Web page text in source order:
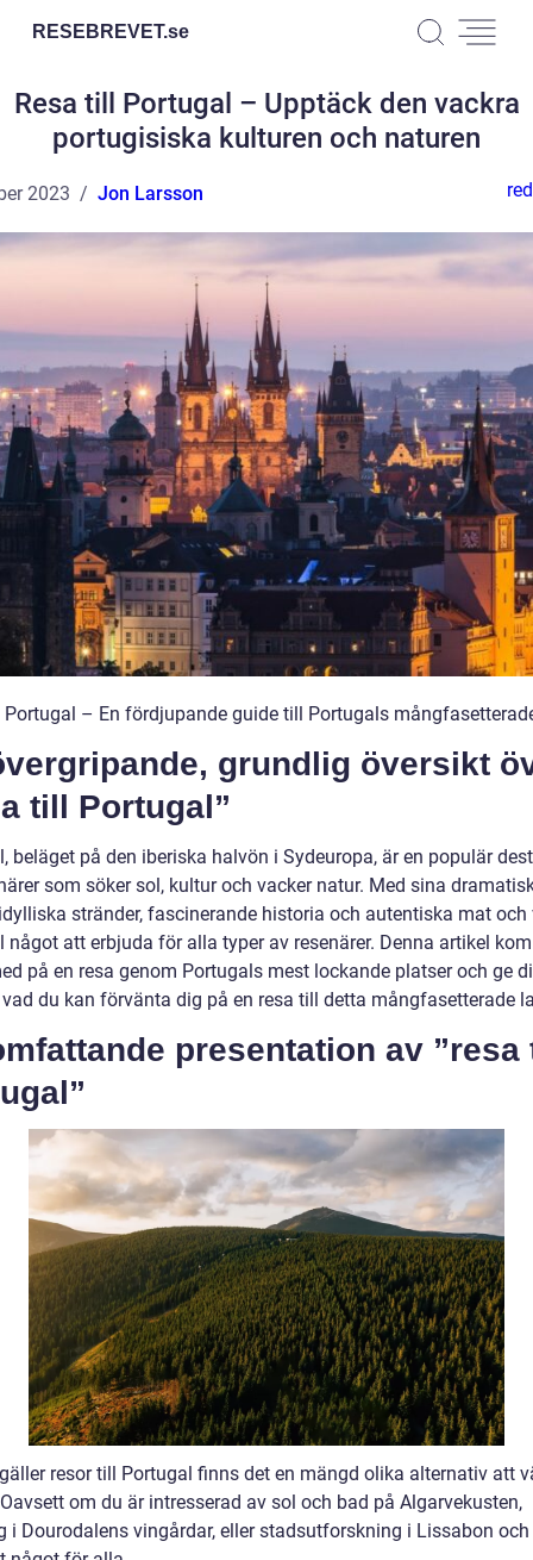
RESEBREVET.se
Resa till Portugal – Upptäck den vackra
portugisiska kulturen och naturen
2023 Jon Larsson
Portugal – En fördjupande guide till Portugals
grundlig översikt
till Portugal”
beläget på den iberiska halvön i Sydeuropa, är en populär
som söker sol, kultur och vacker natur. Med sina
stränder, fascinerande historia och autentiska mat och
något att erbjuda för alla typer av resenärer. Denna artikel
på en resa genom Portugals mest lockande platser och ge
du kan förvänta dig på en resa till detta mångfasetterade
presentation av ”resa
resor till Portugal finns det en mängd olika alternativ att
om du är intresserad av sol och bad på Algarvekusten,
i Dourodalens vingårdar, eller stadsutforskning i Lissabon och